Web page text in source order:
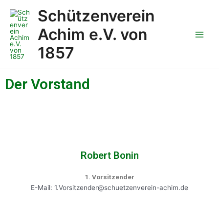
Inhalt
springen
Schützenverein
Achim e.V. von
1857
Der Vorstand
Robert Bonin
1. Vorsitzender
E-Mail: 1.Vorsitzender@schuetzenverein-achim.de